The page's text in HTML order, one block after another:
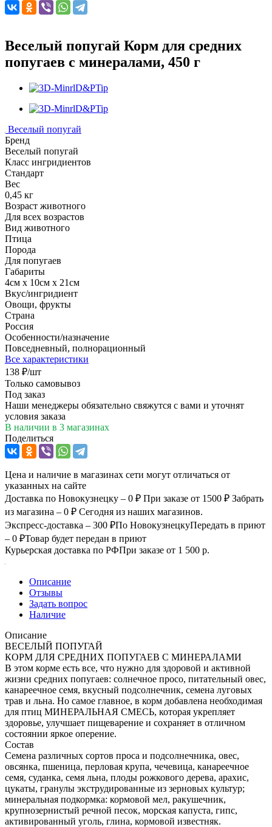
Веселый попугай Корм для средних
попугаев с минералами, 450 г
Веселый попугай
Бренд
Веселый попугай
Класс ингридиентов
Стандарт
Вес
0,45 кг
Возраст животного
Для всех возрастов
Вид животного
Птица
Порода
Для попугаев
Габариты
4см x 10см x 21см
Вкус/ингридиент
Овощи, фрукты
Страна
Россия
Особенности/назначение
Повседневный, полнорационный
Все характеристики
138 ₽/шт
Только самовывоз
Под заказ
Наши менеджеры обязательно свяжутся с вами и уточнят
условия заказа
В наличии в 3 магазинах
Поделиться
Цена и наличие в магазинах сети могут отличаться от
указанных на сайте
Доставка по Новокузнецку – 0 ₽ При заказе от 1500 ₽ Забрать
из магазина – 0 ₽ Сегодня из наших магазинов.
Экспресс-доставка – 300 ₽По НовокузнецкуПередать в приют
– 0 ₽Товар будет передан в приют
Курьерская доставка по РФПри заказе от 1 500 р.
Описание
Отзывы
Задать вопрос
Наличие
Описание
ВЕСЕЛЫЙ ПОПУГАЙ
КОРМ ДЛЯ СРЕДНИХ ПОПУГАЕВ С МИНЕРАЛАМИ
В этом корме есть все, что нужно для здоровой и активной
жизни средних попугаев: солнечное просо, питательный овес,
канареечное семя, вкусный подсолнечник, семена луговых
трав и льна. Но самое главное, в корм добавлена необходимая
для птиц МИНЕРАЛЬНАЯ СМЕСЬ, которая укрепляет
здоровье, улучшает пищеварение и сохраняет в отличном
состоянии яркое оперение.
Состав
Семена различных сортов проса и подсолнечника, овес,
овсянка, пшеница, перловая крупа, чечевица, канареечное
семя, суданка, семя льна, плоды рожкового дерева, арахис,
цукаты, гранулы экструдированные из зерновых культур;
минеральная подкормка: кормовой мел, ракушечник,
крупнозернистый речной песок, морская капуста, гипс,
активированный уголь, глина, кормовой известняк.